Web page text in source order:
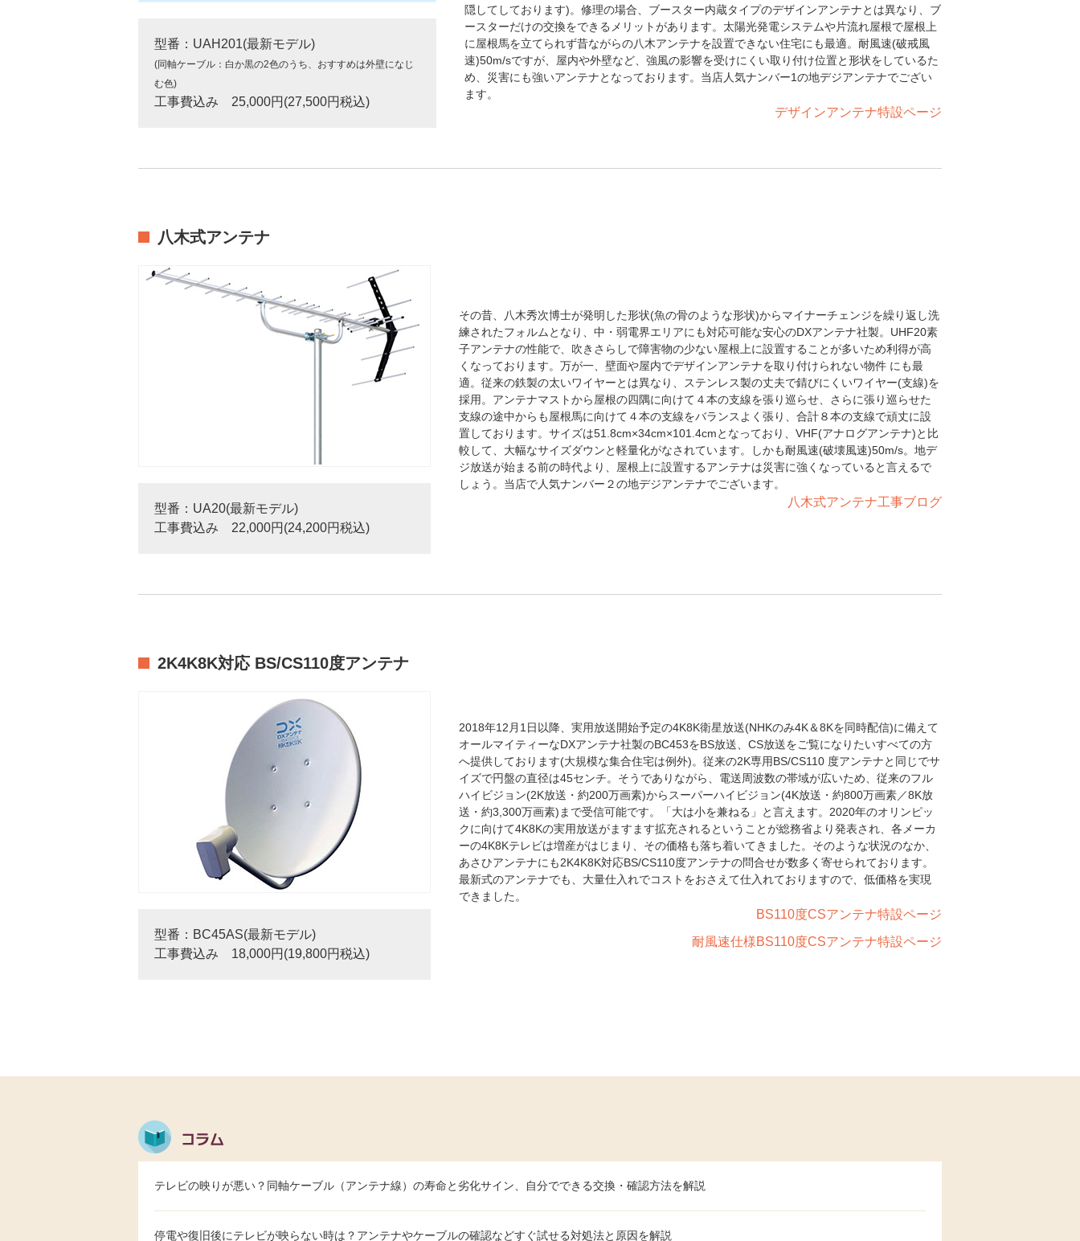
型番：UAH201(最新モデル)
(同軸ケーブル：白か黒の2色のうち、おすすめは外壁になじ
む色)
工事費込み 25,000円(27,500円税込)
隠してしております)。修理の場合、ブースター内蔵タイプのデザインアンテナとは異なり、ブ
ースターだけの交換をできるメリットがあります。太陽光発電システムや片流れ屋根で屋根上
に屋根馬を立てられず昔ながらの八木アンテナを設置できない住宅にも最適。耐風速(破戒風
速)50m/sですが、屋内や外壁など、強風の影響を受けにくい取り付け位置と形状をしているた
め、災害にも強いアンテナとなっております。当店人気ナンバー1の地デジアンテナでござい
ます。
デザインアンテナ特設ページ
八木式アンテナ
型番：UA20(最新モデル)
工事費込み 22,000円(24,200円税込)
その昔、八木秀次博士が発明した形状(魚の骨のような形状)からマイナーチェンジを繰り返し洗
練されたフォルムとなり、中・弱電界エリアにも対応可能な安心のDXアンテナ社製。UHF20素
子アンテナの性能で、吹きさらしで障害物の少ない屋根上に設置することが多いため利得が高
くなっております。万が一、壁面や屋内でデザインアンテナを取り付けられない物件 にも最
適。従来の鉄製の太いワイヤーとは異なり、ステンレス製の丈夫で錆びにくいワイヤー(支線)を
採用。アンテナマストから屋根の四隅に向けて４本の支線を張り巡らせ、さらに張り巡らせた
支線の途中からも屋根馬に向けて４本の支線をバランスよく張り、合計８本の支線で頑丈に設
置しております。サイズは51.8cm×34cm×101.4cmとなっており、VHF(アナログアンテナ)と比
較して、大幅なサイズダウンと軽量化がなされています。しかも耐風速(破壊風速)50m/s。地デ
ジ放送が始まる前の時代より、屋根上に設置するアンテナは災害に強くなっていると言えるで
しょう。当店で人気ナンバー２の地デジアンテナでございます。
八木式アンテナ工事ブログ
2K4K8K対応 BS/CS110度アンテナ
型番：BC45AS(最新モデル)
工事費込み 18,000円(19,800円税込)
2018年12月1日以降、実用放送開始予定の4K8K衛星放送(NHKのみ4K＆8Kを同時配信)に備えて
オールマイティーなDXアンテナ社製のBC453をBS放送、CS放送をご覧になりたいすべての方
へ提供しております(大規模な集合住宅は例外)。従来の2K専用BS/CS110 度アンテナと同じでサ
イズで円盤の直径は45センチ。そうでありながら、電送周波数の帯域が広いため、従来のフル
ハイビジョン(2K放送・約200万画素)からスーパーハイビジョン(4K放送・約800万画素／8K放
送・約3,300万画素)まで受信可能です。「大は小を兼ねる」と言えます。2020年のオリンピッ
クに向けて4K8Kの実用放送がますます拡充されるということが総務省より発表され、各メーカ
ーの4K8Kテレビは増産がはじまり、その価格も落ち着いてきました。そのような状況のなか、
あさひアンテナにも2K4K8K対応BS/CS110度アンテナの問合せが数多く寄せられております。
最新式のアンテナでも、大量仕入れでコストをおさえて仕入れておりますので、低価格を実現
できました。
BS110度CSアンテナ特設ページ
耐風速仕様BS110度CSアンテナ特設ページ
テレビの映りが悪い？同軸ケーブル（アンテナ線）の寿命と劣化サイン、自分でできる交換・確認方法を解説
停電や復旧後にテレビが映らない時は？アンテナやケーブルの確認などすぐ試せる対処法と原因を解説